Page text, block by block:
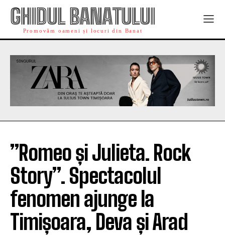
GHIDUL BANATULUI
Promovăm oameni și locuri din Banat
”Romeo și Julieta. Rock
Story”. Spectacolul
fenomen ajunge la
Timișoara, Deva și Arad